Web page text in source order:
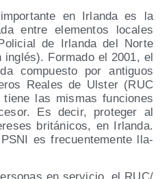
en Irlan­da es la
entre ele­men­tos loca­les
de Irlan­da del Nor­te
For­ma­do el 2001, el
com­pues­to por anti­guos
Reales de Uls­ter (RUC
las mis­mas fun­cio­nes
Es decir, pro­te­ger al
bri­tá­ni­cos, en Irlan­da.
es fre­cuen­te­men­te lla­